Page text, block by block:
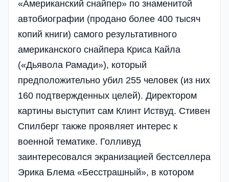
«Американский снайпер» по знаменитой
автобиографии (продано более 400 тысяч
копий книги) самого результативного
американского снайпера Криса Кайла
(«Дьявола Рамади»), который
предположительно убил 255 человек (из них
160 подтвержденных целей). Директором
картины выступит сам Клинт Иствуд. Стивен
Спилберг также проявляет интерес к
военной тематике. Голливуд
заинтересовался экранизацией бестселлера
Эрика Блема «Бесстрашный», в котором